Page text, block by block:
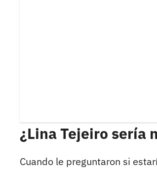
¿Lina Tejeiro sería
Cuando le preguntaron si